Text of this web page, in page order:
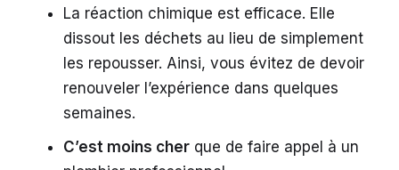
La réaction chimique est efficace. Elle
dissout les déchets au lieu de simplement
les repousser. Ainsi, vous évitez de devoir
renouveler l’expérience dans quelques
semaines.
C’est moins cher que de faire appel à un